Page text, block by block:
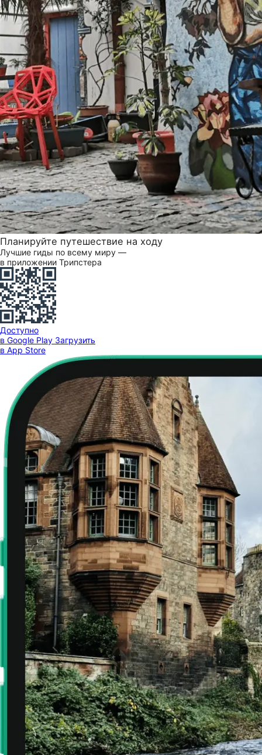
Планируйте путешествие на ходу
Лучшие гиды по всему миру —
в приложении Трипстера
Доступно
в Google Play Загрузить
в App Store